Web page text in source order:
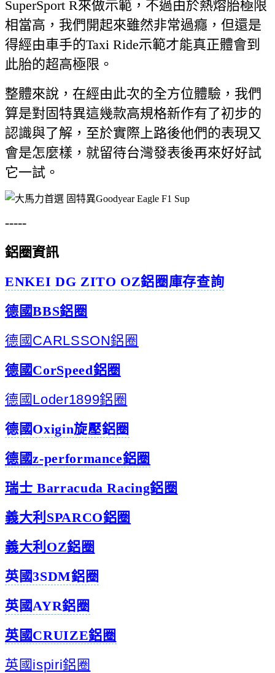
SuperSport R來做示範，不過由於熱熔胎極限
相當高，我們開起來雖然非常過癮，但還是
得經由車手的Taxi Ride示範才能真正體會到
此胎的超高極限。
整體來說，在經由此次的全方位體驗，我們
算是對固特異這幾款高規格新作有了初步的
認識與了解，至於實際上路後他們的表現又
會是怎麼樣，就留待台灣發表後再來好好試
它一試。
-----
鋁圈資訊
ENKEI DG ZITO OZ鋁圈庫存查詢
德國BBS鋁圈
德國CARLSSON鋁圈
德國CorSpeed鋁圈
德國Loder1899鋁圈
德國Oxigin旋壓鋁圈
德國z-performance鋁圈
瑞士 Barracuda Racing鋁圈
義大利SPARCO鋁圈
義大利OZ鋁圈
英國3SDM鋁圈
英國AYR鋁圈
英國CRUIZE鋁圈
英國ispiri鋁圈